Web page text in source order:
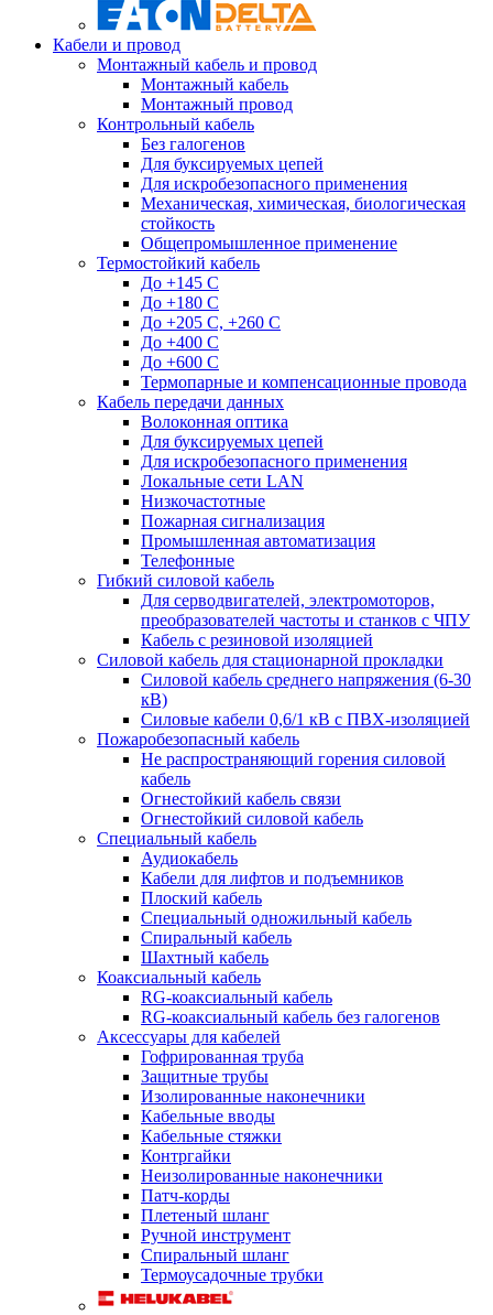
Кабели и провод
Монтажный кабель и провод
Монтажный кабель
Монтажный провод
Контрольный кабель
Без галогенов
Для буксируемых цепей
Для искробезопасного применения
Механическая, химическая, биологическая
стойкость
Общепромышленное применение
Термостойкий кабель
До +145 С
До +180 C
До +205 С, +260 С
До +400 C
До +600 С
Термопарные и компенсационные провода
Кабель передачи данных
Волоконная оптика
Для буксируемых цепей
Для искробезопасного применения
Локальные сети LAN
Низкочастотные
Пожарная сигнализация
Промышленная автоматизация
Телефонные
Гибкий силовой кабель
Для серводвигателей, электромоторов,
преобразователей частоты и станков с ЧПУ
Кабель с резиновой изоляцией
Силовой кабель для стационарной прокладки
Силовой кабель среднего напряжения (6-30
кВ)
Силовые кабели 0,6/1 кВ с ПВХ-изоляцией
Пожаробезопасный кабель
Не распространяющий горения силовой
кабель
Огнестойкий кабель связи
Огнестойкий силовой кабель
Специальный кабель
Аудиокабель
Кабели для лифтов и подъемников
Плоский кабель
Специальный одножильный кабель
Спиральный кабель
Шахтный кабель
Коаксиальный кабель
RG-коаксиальный кабель
RG-коаксиальный кабель без галогенов
Аксессуары для кабелей
Гофрированная труба
Защитные трубы
Изолированные наконечники
Кабельные вводы
Кабельные стяжки
Контргайки
Неизолированные наконечники
Патч-корды
Плетеный шланг
Ручной инструмент
Спиральный шланг
Термоусадочные трубки